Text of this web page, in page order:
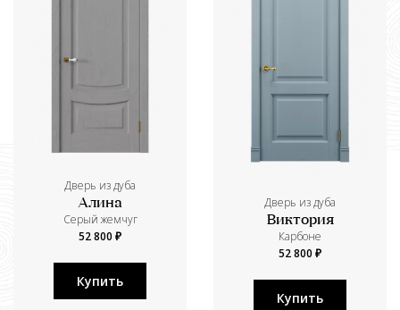
Дверь из дуба
Алина
Серый жемчуг
52 800 ₽
Купить
Дверь из дуба
Виктория
Карбоне
52 800 ₽
Купить